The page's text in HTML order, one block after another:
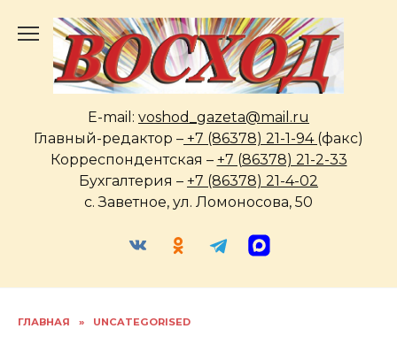
содержанию
E-mail: voshod_gazeta@mail.ru
Главный-редактор – +7 (86378) 21-1-94 (факс)
Корреспондентская – +7 (86378) 21-2-33
Бухгалтерия – +7 (86378) 21-4-02
с. Заветное, ул. Ломоносова, 50
ГЛАВНАЯ » UNCATEGORISED